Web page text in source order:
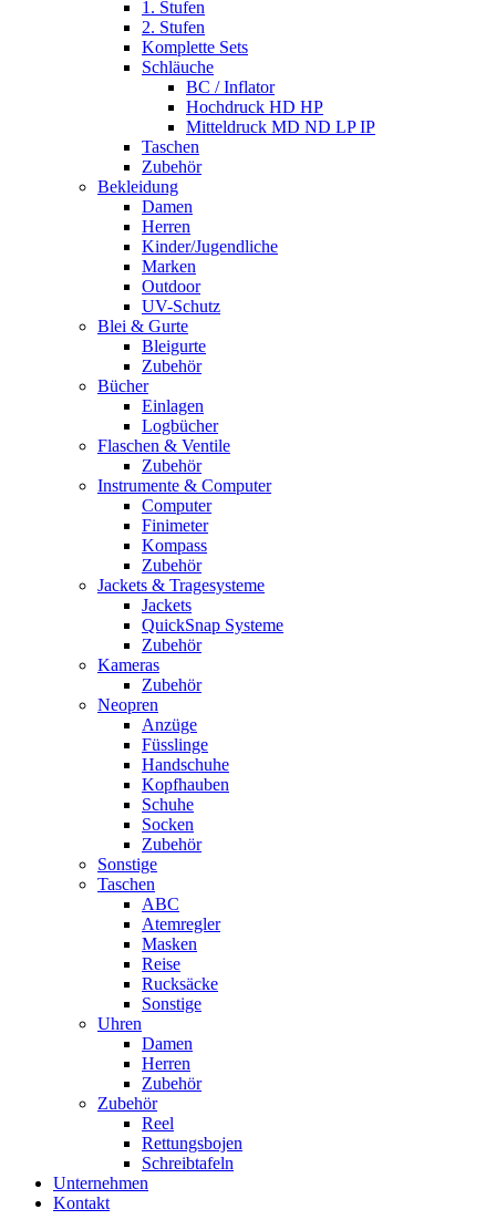
1. Stufen
2. Stufen
Komplette Sets
Schläuche
BC / Inflator
Hochdruck HD HP
Mitteldruck MD ND LP IP
Taschen
Zubehör
Bekleidung
Damen
Herren
Kinder/Jugendliche
Marken
Outdoor
UV-Schutz
Blei & Gurte
Bleigurte
Zubehör
Bücher
Einlagen
Logbücher
Flaschen & Ventile
Zubehör
Instrumente & Computer
Computer
Finimeter
Kompass
Zubehör
Jackets & Tragesysteme
Jackets
QuickSnap Systeme
Zubehör
Kameras
Zubehör
Neopren
Anzüge
Füsslinge
Handschuhe
Kopfhauben
Schuhe
Socken
Zubehör
Sonstige
Taschen
ABC
Atemregler
Masken
Reise
Rucksäcke
Sonstige
Uhren
Damen
Herren
Zubehör
Zubehör
Reel
Rettungsbojen
Schreibtafeln
Unternehmen
Kontakt